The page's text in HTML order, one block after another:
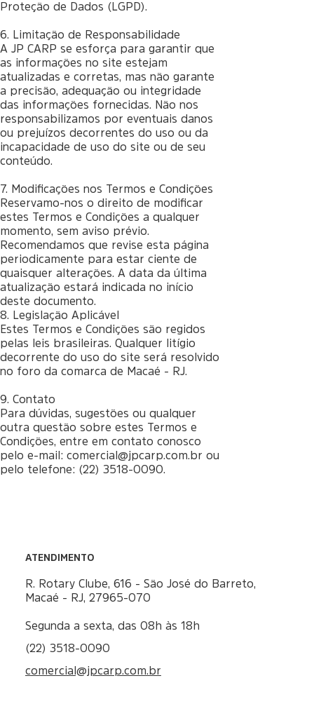
Proteção de Dados (LGPD).
6. Limitação de Responsabilidade
A JP CARP se esforça para garantir que
as informações no site estejam
atualizadas e corretas, mas não garante
a precisão, adequação ou integridade
das informações fornecidas. Não nos
responsabilizamos por eventuais danos
ou prejuízos decorrentes do uso ou da
incapacidade de uso do site ou de seu
conteúdo.
7. Modificações nos Termos e Condições
Reservamo-nos o direito de modificar
estes Termos e Condições a qualquer
momento, sem aviso prévio.
Recomendamos que revise esta página
periodicamente para estar ciente de
quaisquer alterações. A data da última
atualização estará indicada no início
deste documento.
8. Legislação Aplicável
Estes Termos e Condições são regidos
pelas leis brasileiras. Qualquer litígio
decorrente do uso do site será resolvido
no foro da comarca de Macaé - RJ.
9. Contato
Para dúvidas, sugestões ou qualquer
outra questão sobre estes Termos e
Condições, entre em contato conosco
pelo e-mail: comercial@jpcarp.com.br ou
pelo telefone: (22) 3518-0090.
ATENDIMENTO
R. Rotary Clube, 616 - São José do Barreto,
Macaé - RJ, 27965-070
Segunda a sexta, das 08h às 18h
(22) 3518-0090
comercial@jpcarp.com.br